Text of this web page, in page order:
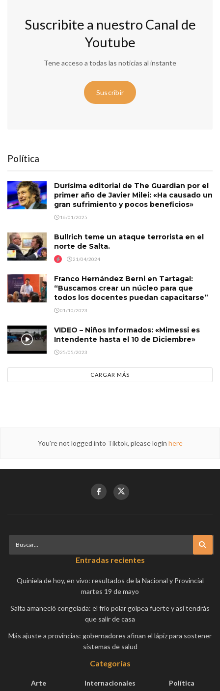
Suscribite a nuestro Canal de
Youtube
Tene acceso a todas las noticias al instante
Suscribir
Política
Durísima editorial de The Guardian por el
primer año de Javier Milei: «Ha causado un
gran sufrimiento y pocos beneficios»
16/01/2025
Bullrich teme un ataque terrorista en el
norte de Salta.
21/04/2024
Franco Hernández Berni en Tartagal:
“Buscamos crear un núcleo para que
todos los docentes puedan capacitarse”
01/10/2023
VIDEO – Niños Informados: «Mimessi es
Intendente hasta el 10 de Diciembre»
25/05/2023
CARGAR MÁS
You're not logged into Tiktok, please login here
Entradas recientes
Quiniela de hoy, en vivo: resultados de la Nacional y Provincial
martes 19 de mayo
Salta amaneció congelada: el frío polar golpea fuerte y así tendrás
que salir de casa
Más ajuste a provincias: gobernadores afinan el lápiz para sostener
sistemas de salud
Categorías
Arte Internacionales Política